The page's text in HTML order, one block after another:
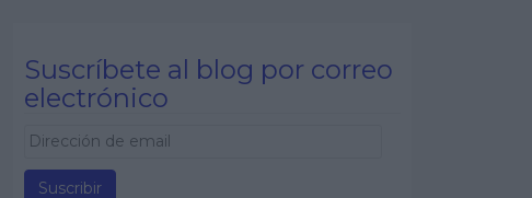
Suscríbete al blog por correo
electrónico
D